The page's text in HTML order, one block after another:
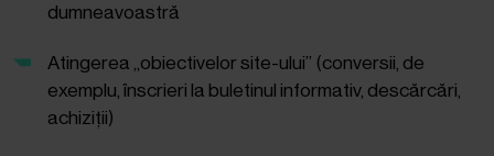
dumneavoastră
Atingerea „obiectivelor site-ului” (conversii, de
exemplu, înscrieri la buletinul informativ, descărcări,
achiziții)